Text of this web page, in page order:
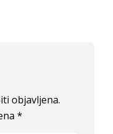
objavljena.
*